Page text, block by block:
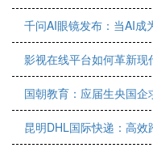
千问AI眼镜发布：当AI成
影视在线平台如何革新
国朝教育：应届生央国
昆明DHL国际快递：高